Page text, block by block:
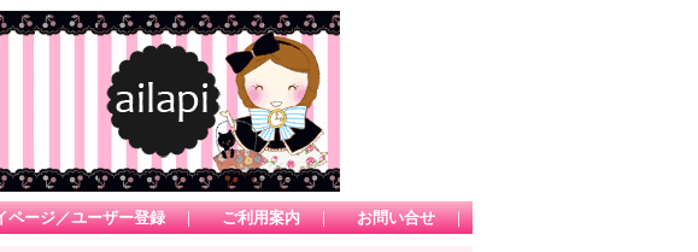
ページ／ユーザー登録 ｜ ご利用案内 ｜ お問い合せ ｜